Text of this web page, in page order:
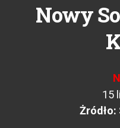
Nowy
15
Żródło: